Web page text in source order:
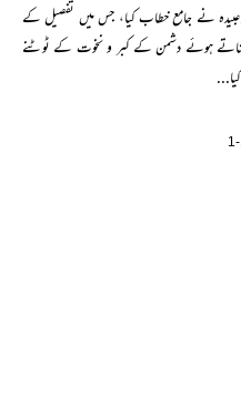
ابوعبیدہ نے جامع خطاب کیا، جس میں تفصیل کے
سناتے ہوئے دشمن کے کبر و نخوت کے ٹوٹنے